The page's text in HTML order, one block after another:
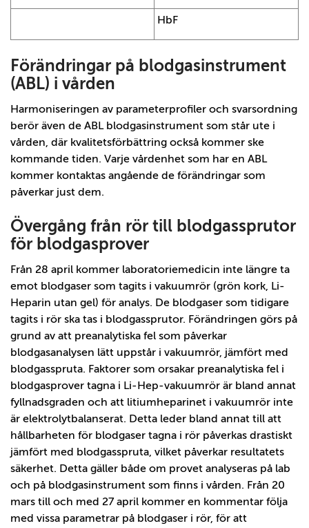
HbF
Förändringar på blodgasinstrument
(ABL) i vården
Harmoniseringen av parameterprofiler och svarsordning
berör även de ABL blodgasinstrument som står ute i
vården, där kvalitetsförbättring också kommer ske
kommande tiden. Varje vårdenhet som har en ABL
kommer kontaktas angående de förändringar som
påverkar just dem.
Övergång från rör till blodgassprutor
för blodgasprover
Från 28 april kommer laboratoriemedicin inte längre ta
emot blodgaser som tagits i vakuumrör (grön kork, Li-
Heparin utan gel) för analys. De blodgaser som tidigare
tagits i rör ska tas i blodgassprutor. Förändringen görs på
grund av att preanalytiska fel som påverkar
blodgasanalysen lätt uppstår i vakuumrör, jämfört med
blodgasspruta. Faktorer som orsakar preanalytiska fel i
blodgasprover tagna i Li-Hep-vakuumrör är bland annat
fyllnadsgraden och att litiumheparinet i vakuumrör inte
är elektrolytbalanserat. Detta leder bland annat till att
hållbarheten för blodgaser tagna i rör påverkas drastiskt
jämfört med blodgasspruta, vilket påverkar resultatets
säkerhet. Detta gäller både om provet analyseras på lab
och på blodgasinstrument som finns i vården. Från 20
mars till och med 27 april kommer en kommentar följa
med vissa parametrar på blodgaser i rör, för att